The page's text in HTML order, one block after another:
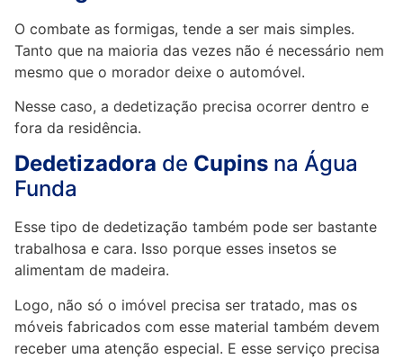
O combate as formigas, tende a ser mais simples.
Tanto que na maioria das vezes não é necessário nem
mesmo que o morador deixe o automóvel.
Nesse caso, a dedetização precisa ocorrer dentro e
fora da residência.
Dedetizadora de Cupins na Água
Funda
Esse tipo de dedetização também pode ser bastante
trabalhosa e cara. Isso porque esses insetos se
alimentam de madeira.
Logo, não só o imóvel precisa ser tratado, mas os
móveis fabricados com esse material também devem
receber uma atenção especial. E esse serviço precisa